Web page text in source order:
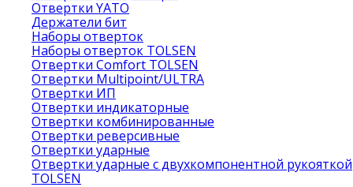
Отвертки YATO
Держатели бит
Наборы отверток
Наборы отверток TOLSEN
Отвертки Comfort TOLSEN
Отвертки Multipoint/ULTRA
Отвертки ИП
Отвертки индикаторные
Отвертки комбинированные
Отвертки реверсивные
Отвертки ударные
Отвертки ударные с двухкомпонентной рукояткой
TOLSEN